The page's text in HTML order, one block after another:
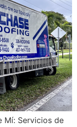
Mí: Servicios de